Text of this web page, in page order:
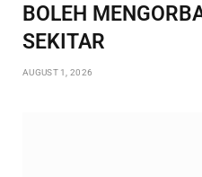
BOLEH
SEKITAR
AUGUST 1, 2026